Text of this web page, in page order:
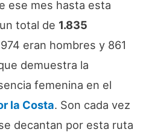
ese mes hasta esta
total de 1.835
eran hombres y 861
demuestra la
femenina en el
la Costa. Son cada vez
decantan por esta ruta